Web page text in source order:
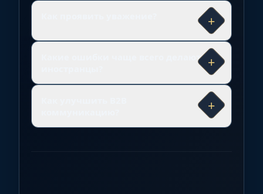
+
Какие ошибки чаще всего делают
+
+